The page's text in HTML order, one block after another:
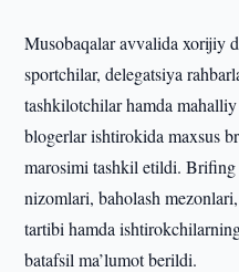
Musobaqalar avvalida xorijiy
sportchilar, delegatsiya
tashkilotchilar hamda
blogerlar ishtirokida maxsus
marosimi tashkil etildi.
nizomlari, baholash
tartibi hamda
batafsil ma’lumot berildi.